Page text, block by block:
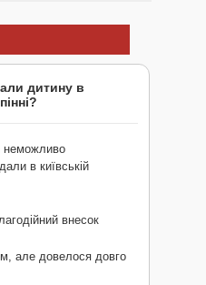
дитину в
неможливо
в київській
внесок
але довелося довго